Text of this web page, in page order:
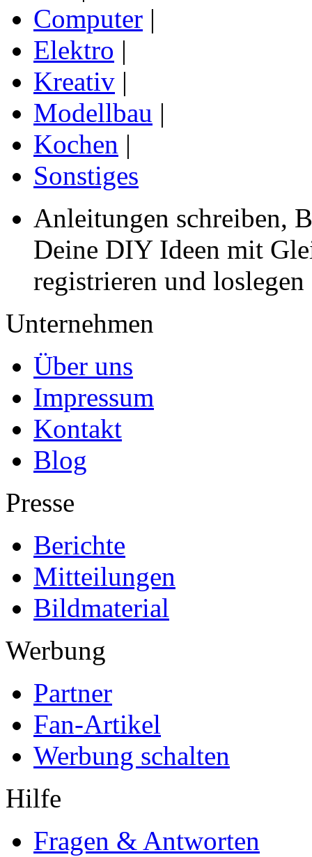
Computer |
Elektro |
Kreativ |
Modellbau |
Kochen |
Sonstiges
Anleitungen schreiben,
Deine DIY Ideen mit
registrieren und loslegen
Unternehmen
Über uns
Impressum
Kontakt
Blog
Presse
Berichte
Mitteilungen
Bildmaterial
Werbung
Partner
Fan-Artikel
Werbung schalten
Hilfe
Fragen & Antworten